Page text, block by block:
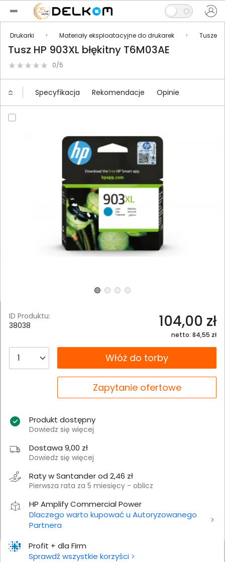
Drukarki Materiały eksploatacyjne do drukarek Tusze
Tusz HP 903XL błękitny T6M03AE
0/5
Specyfikacja Rekomendacje Opinie
Profit + dla Firm
Sprawdź wszystkie korzyści
ID Produktu:
38038
104,00 zł
netto: 84,55 zł
__B2C.PRODUCT.QUANTITYWłóż do torby
Zapytanie ofertowe
Produkt dostępny
Dowiedz się więcej
Dostawa 9,00 zł
Dowiedz się więcej
Raty w Santander od 2,46 zł
Pierwsza rata za 5 miesięcy - oblicz
HP Amplify Commercial Power
Dlaczego warto kupować u Autoryzowanego
Partnera